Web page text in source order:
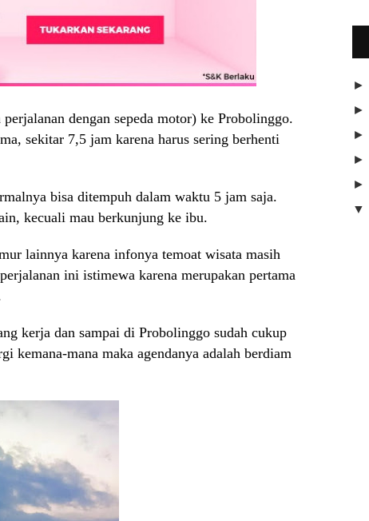
dengan sepeda motor) ke Probolinggo.
sekitar 7,5 jam karena harus sering berhenti
bisa ditempuh dalam waktu 5 jam saja.
kecuali mau berkunjung ke ibu.
lainnya karena infonya temoat wisata masih
ini istimewa karena merupakan pertama
kerja dan sampai di Probolinggo sudah cukup
kemana-mana maka agendanya adalah berdiam
►
►
►
►
►
▼